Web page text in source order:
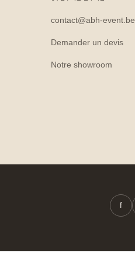
contact@abh-event.be
Demander un devis
Notre showroom
f